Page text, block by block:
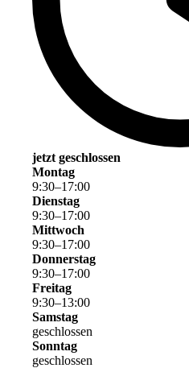
jetzt geschlossen
Montag
9:30–17:00
Dienstag
9:30–17:00
Mittwoch
9:30–17:00
Donnerstag
9:30–17:00
Freitag
9:30–13:00
Samstag
geschlossen
Sonntag
geschlossen